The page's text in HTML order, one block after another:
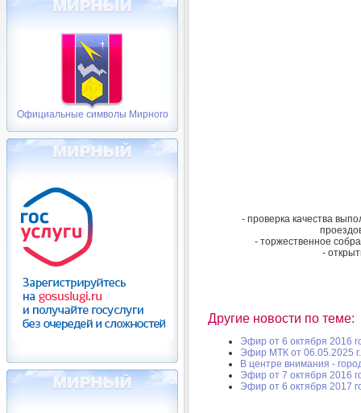
Официальные символы Мирного
- проверка качества
- торжественное
-
Другие новости по теме:
Эфир от 6 октября 2016
Эфир МТК от 06.05.2025 г.
В центре внимания -
Эфир от 7 октября 2016
Эфир от 6 октября 2017